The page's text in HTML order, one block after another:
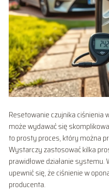
Resetowanie czujnika ciśnienia
może wydawać się
to prosty proces, który można
Wystarczy zastosować kilka
prawidłowe działanie
upewnić się, że ciśnienie w
producenta.